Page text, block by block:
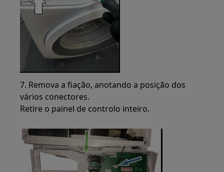
7. Remova a fiação, anotando a posição dos
vários conectores.
Retire o painel de controlo inteiro.